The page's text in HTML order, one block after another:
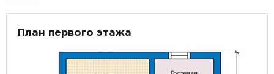
План первого этажа